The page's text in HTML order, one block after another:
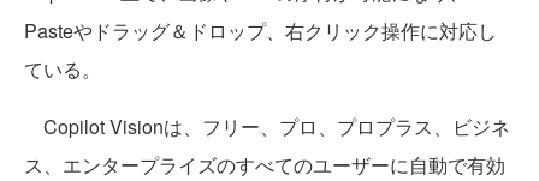
Pasteやドラッグ＆ドロップ、右クリック操作に対応し
ている。
Copilot Visionは、フリー、プロ、プロプラス、ビジネ
ス、エンタープライズのすべてのユーザーに自動で有効